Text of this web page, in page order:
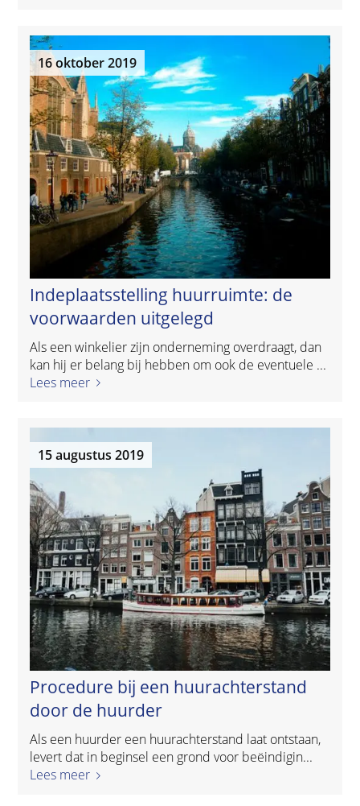
Indeplaatsstelling huurruimte: de
voorwaarden uitgelegd
16 oktober 2019
Als een winkelier zijn onderneming overdraagt, dan
kan hij er belang bij hebben om ook de eventuele ...
Lees meer
Procedure bij een huurachterstand
door de huurder
15 augustus 2019
Als een huurder een huurachterstand laat ontstaan,
levert dat in beginsel een grond voor beëindigin...
Lees meer